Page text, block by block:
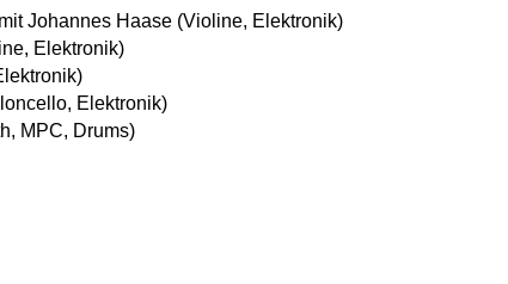
Johannes Haase (Violine, Elektronik)
Elektronik)
Elektronik)
MPC, Drums)